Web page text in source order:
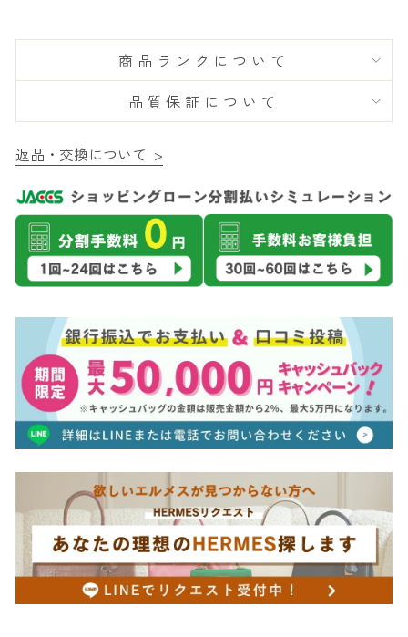
商品ランクについて
品質保証について
返品・交換について >